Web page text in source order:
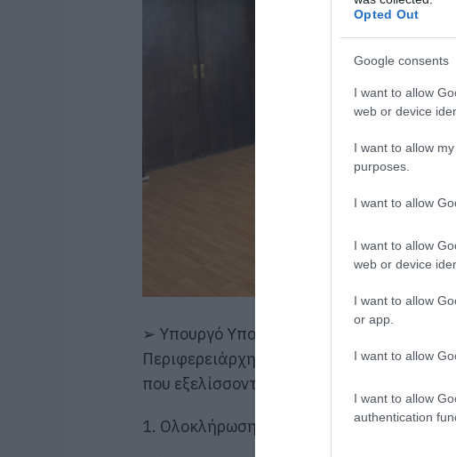
Opted Out
Google consents
I want to allow
web or device
I want to allow
purposes.
I want to allow
I want to allow
web or device
I want to allow
or app.
I want to allow
I want to allow
authentication
➢ Υπουργό Υποδομών & Μεταφορών
Περιφερειάρχης
Φάνης Σπανός είχε
που εξελίσσονται ή έχουν δρομολογηθεί,
1. Ολοκλήρωση του οδικού άξονα «Ε65».